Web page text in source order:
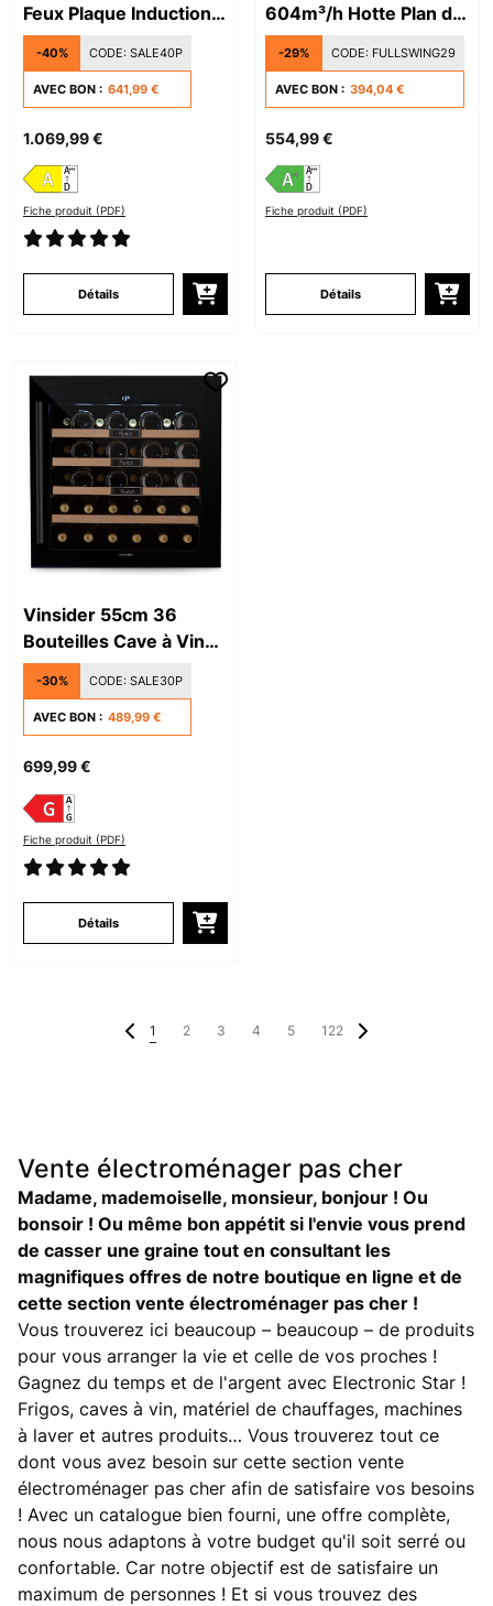
Feux Plaque Induction
avec Hotte Intégrée​
Noir
-40% CODE: SALE40P
AVEC BON : 641,99 €
1.069,99 €
Fiche produit (PDF)
Détails
604m³/h Hotte Plan de
Travail Noir
-29% CODE: FULLSWING29
AVEC BON : 394,04 €
554,99 €
Fiche produit (PDF)
Détails
Vinsider 55cm 36
Bouteilles Cave à Vin
Encastrable 1 Zone
Noir
-30% CODE: SALE30P
AVEC BON : 489,99 €
699,99 €
Fiche produit (PDF)
Détails
1 2 3 4 5 122
Vente électroménager pas cher
Madame, mademoiselle, monsieur, bonjour ! Ou
bonsoir ! Ou même bon appétit si l'envie vous prend
de casser une graine tout en consultant les
magnifiques offres de notre boutique en ligne et de
cette section vente électroménager pas cher !
Vous trouverez ici beaucoup – beaucoup – de produits
pour vous arranger la vie et celle de vos proches !
Gagnez du temps et de l'argent avec Electronic Star !
Frigos, caves à vin, matériel de chauffages, machines
à laver et autres produits… Vous trouverez tout ce
dont vous avez besoin sur cette section vente
électroménager pas cher afin de satisfaire vos besoins
! Avec un catalogue bien fourni, une offre complète,
nous nous adaptons à votre budget qu'il soit serré ou
confortable. Car notre objectif est de satisfaire un
maximum de personnes ! Et si vous trouvez des